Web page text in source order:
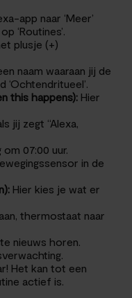
app naar ‘Meer’
‘Routines’.
plusje (+)
naam waaraan jij de
this happens): Hier
jij zegt “Alexa,
07:00 uur.
in de
Hier kies je wat er
thermostaat naar
nieuws horen.
Het kan tot een
actief is.